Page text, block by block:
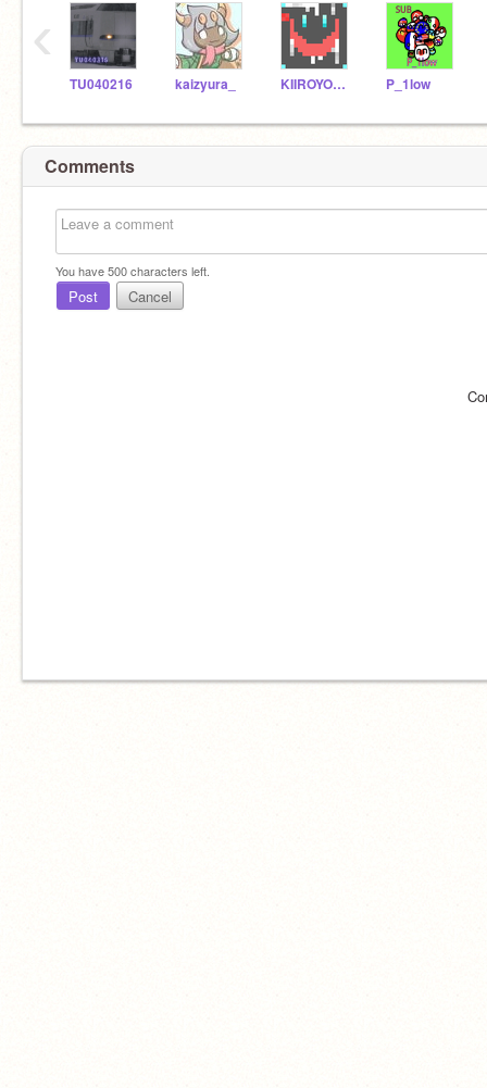
TU040216 kaizyura_ KIIROYOSHI P_1low
‹
Comments
You have500characters left.
Post Cancel